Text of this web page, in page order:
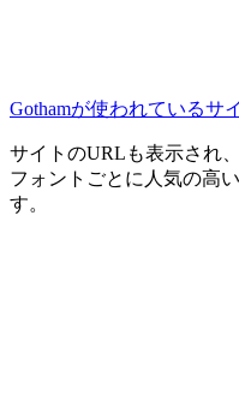
Gothamが使われているサ
サイトのURLも表示され
フォントごとに人気の高い
す。